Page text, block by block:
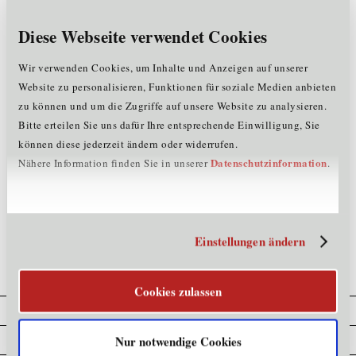
Diese Webseite verwendet Cookies
Wir verwenden Cookies, um Inhalte und Anzeigen auf unserer
Website zu personalisieren, Funktionen für soziale Medien anbieten
zu können und um die Zugriffe auf unsere Website zu analysieren.
Bitte erteilen Sie uns dafür Ihre entsprechende Einwilligung, Sie
können diese jederzeit ändern oder widerrufen.
Nähere Information finden Sie in unsererDatenschutzinformation.
Einstellungen ändern
Cookies zulassen
Nur notwendige Cookies
drücken Sie danach die F5-Taste (Refresh) oder starten
Tipps, wie Sie den Browserverlauf Ihres Computers
löschen können, finden Siehier.
Sollte das Problem weiterhin bestehen, wenden Sie sich
bitte vertrauensvoll an unser Team untert+43.
(0)512.576262 oder perEmail.
Cookie Erklärung